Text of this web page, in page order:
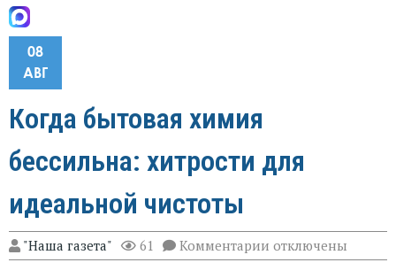
08
АВГ
Когда бытовая химия
бессильна: хитрости для
идеальной чистоты
"Наша газета" 61 Комментарии к
записи
отключены